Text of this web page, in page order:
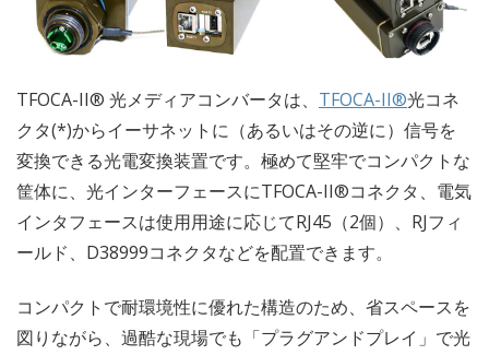
TFOCA-II® 光メディアコンバータは、 TFOCA-II®光コネ
クタ(*)からイーサネットに（あるいはその逆に）信号を
変換できる光電変換装置です。極めて堅牢でコンパクトな
筐体に、光インターフェースにTFOCA-II®コネクタ、電気
インタフェースは使用用途に応じてRJ45（2個）、RJフィ
ールド、D38999コネクタなどを配置できます。
コンパクトで耐環境性に優れた構造のため、省スペースを
図りながら、過酷な現場でも「プラグアンドプレイ」で光